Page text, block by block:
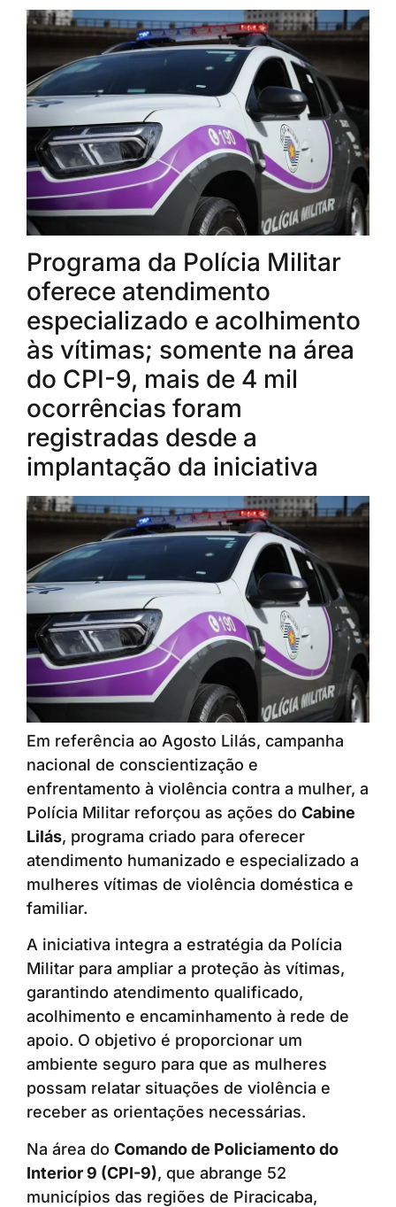
Programa da Polícia Militar
oferece atendimento
especializado e acolhimento
às vítimas; somente na área
do CPI-9, mais de 4 mil
ocorrências foram
registradas desde a
implantação da iniciativa
Em referência ao Agosto Lilás, campanha
nacional de conscientização e
enfrentamento à violência contra a mulher, a
Polícia Militar reforçou as ações do Cabine
Lilás, programa criado para oferecer
atendimento humanizado e especializado a
mulheres vítimas de violência doméstica e
familiar.
A iniciativa integra a estratégia da Polícia
Militar para ampliar a proteção às vítimas,
garantindo atendimento qualificado,
acolhimento e encaminhamento à rede de
apoio. O objetivo é proporcionar um
ambiente seguro para que as mulheres
possam relatar situações de violência e
receber as orientações necessárias.
Na área do Comando de Policiamento do
Interior 9 (CPI-9), que abrange 52
municípios das regiões de Piracicaba,